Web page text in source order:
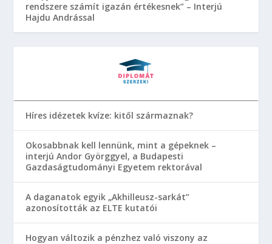
rendszere számít igazán értékesnek” – Interjú
Hajdu Andrással
Híres idézetek kvíze: kitől származnak?
Okosabbnak kell lennünk, mint a gépeknek –
interjú Andor Györggyel, a Budapesti
Gazdaságtudományi Egyetem rektorával
A daganatok egyik „Akhilleusz-sarkát”
azonosították az ELTE kutatói
Hogyan változik a pénzhez való viszony az